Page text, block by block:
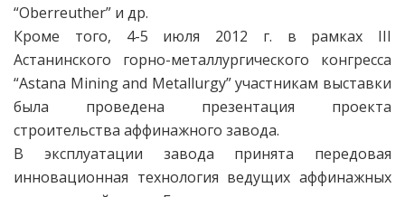
“Oberreuther” и др.
Кроме того, 4-5 июля 2012 г. в рамках III
Астанинского горно-металлургического конгресса
“Astana Mining and Metallurgy” участникам выставки
была проведена презентация проекта
строительства аффинажного завода.
В эксплуатации завода принята передовая
инновационная технология ведущих аффинажных